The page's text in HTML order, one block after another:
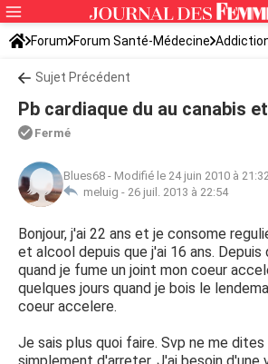
Forum Forum Santé-Médecine
Sujet Précédent
Pb cardiaque du au canabis
Fermé
Blues68 - Modifié le 24 juin 2010 à
meluig - 26 juil. 2013 à 22:54
Bonjour, j'ai 22 ans et je consome
et alcool depuis que j'ai 16 ans. Depuis
quand je fume un joint mon coeur
quelques jours quand je bois le
coeur accelere.
Je sais plus quoi faire. Svp ne me